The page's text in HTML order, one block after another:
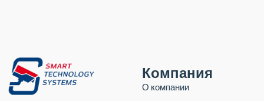
Компания
О компании